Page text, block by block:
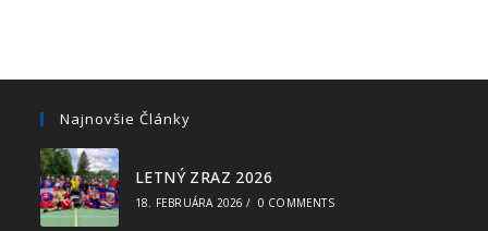
Najnovšie Články
LETNÝ ZRAZ 2026
18. FEBRUÁRA 2026 / 0 COMMENTS